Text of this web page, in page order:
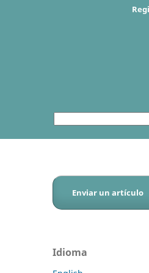
Enviar un artículo
Idioma